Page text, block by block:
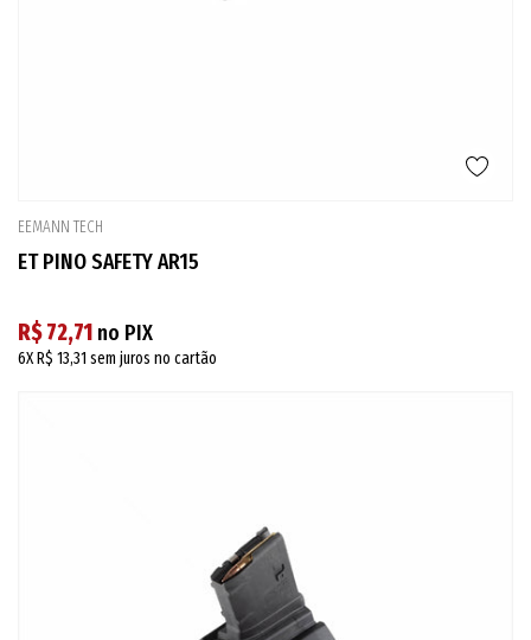
EEMANN TECH
ET PINO SAFETY AR15
R$ 72,71 no PIX
6XR$ 13,31 sem juros no cartão